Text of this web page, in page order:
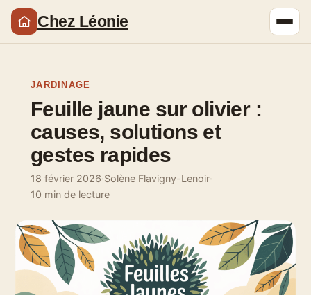
Chez Léonie
JARDINAGE
Feuille jaune sur olivier :
causes, solutions et
gestes rapides
18 février 2026·Solène Flavigny-Lenoir·
10 min de lecture